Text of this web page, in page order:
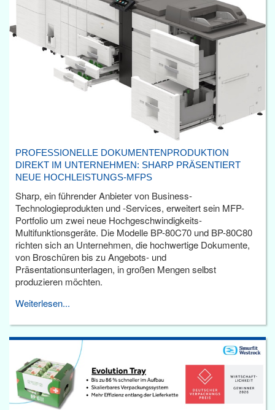
PROFESSIONELLE DOKUMENTENPRODUKTION
DIREKT IM UNTERNEHMEN: SHARP PRÄSENTIERT
NEUE HOCHLEISTUNGS-MFPS
Sharp, ein führender Anbieter von Business-
Technologieprodukten und -Services, erweitert sein MFP-
Portfolio um zwei neue Hochgeschwindigkeits-
Multifunktionsgeräte. Die Modelle BP-80C70 und BP-80C80
richten sich an Unternehmen, die hochwertige Dokumente,
von Broschüren bis zu Angebots- und
Präsentationsunterlagen, in großen Mengen selbst
produzieren möchten.
Weiterlesen...